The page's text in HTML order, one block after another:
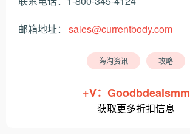
邮箱地址：
sales@currentbody.com
海淘资讯 攻略
+V：Goodbdealsmm
获取更多折扣信息